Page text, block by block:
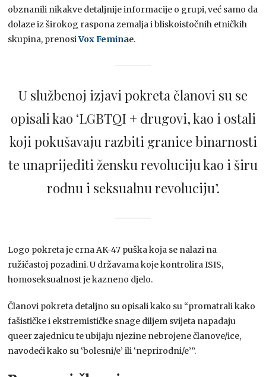
obznanili nikakve detaljnije informacije o grupi, već samo da
dolaze iz širokog raspona zemalja i bliskoistočnih etničkih
skupina, prenosiVox Feminae.
U službenoj izjavi pokreta članovi su se
opisali kao ‘LGBTQI + drugovi, kao i ostali
koji pokušavaju razbiti granice binarnosti
te unaprijediti žensku revoluciju kao i širu
rodnu i seksualnu revoluciju’.
Logo pokreta je crna AK-47 puška koja se nalazi na
ružičastoj pozadini. U državama koje kontrolira ISIS,
homoseksualnost je kazneno djelo.
Članovi pokreta detaljno su opisali kako su “promatrali kako
fašističke i ekstremističke snage diljem svijeta napadaju
queer zajednicu te ubijaju njezine nebrojene članove/ice,
navodeći kako su ‘bolesni/e’ ili ‘neprirodni/e’”.